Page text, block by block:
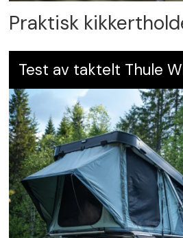
Praktisk
Test av taktelt Thule